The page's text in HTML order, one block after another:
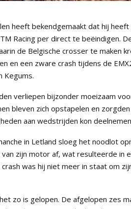
heeft bekendgemaakt dat hij
Racing per direct te beëindigen.
de Belgische crosser te maken
en een zware crash tijdens de
Kegums.
verliepen bijzonder moeizaam
bleven zich opstapelen en
aan wedstrijden kon
in Letland sloeg het noodlot
zijn motor af, wat resulteerde in
was hij niet meer in staat om
zo is gelopen. De afgelopen zes